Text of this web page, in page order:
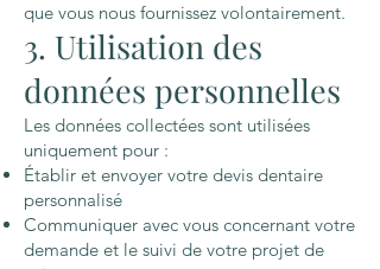
que vous nous fournissez volontairement.
3. Utilisation des
données personnelles
Les données collectées sont utilisées
uniquement pour :
Établir et envoyer votre devis dentaire
personnalisé
Communiquer avec vous concernant votre
demande et le suivi de votre projet de